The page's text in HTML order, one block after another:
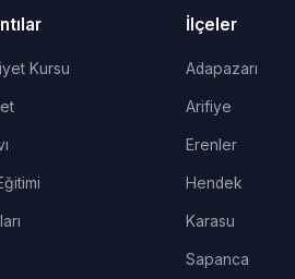
Kursu
İlçeler
Adapazarı
Arifiye
Erenler
Hendek
Karasu
Sapanca